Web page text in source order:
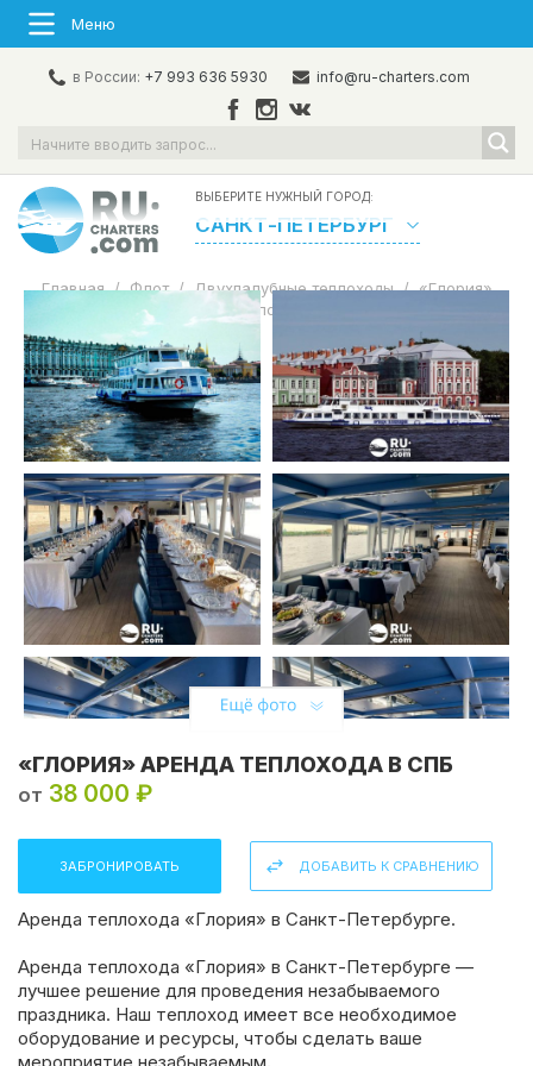
Меню
в России: +7 993 636 5930 info@ru-charters.com
ВЫБЕРИТЕ НУЖНЫЙ ГОРОД:
САНКТ-ПЕТЕРБУРГ
Главная / Флот / Двухпалубные теплоходы / «Глория»
Аренда теплохода в СПб
«ГЛОРИЯ» АРЕНДА ТЕПЛОХОДА В СПБ
от 38 000 ₽
ЗАБРОНИРОВАТЬ ДОБАВИТЬ К СРАВНЕНИЮ
Аренда теплохода «Глория» в Санкт-Петербурге.
Аренда теплохода «Глория» в Санкт-Петербурге —
лучшее решение для проведения незабываемого
праздника. Наш теплоход имеет все необходимое
оборудование и ресурсы, чтобы сделать ваше